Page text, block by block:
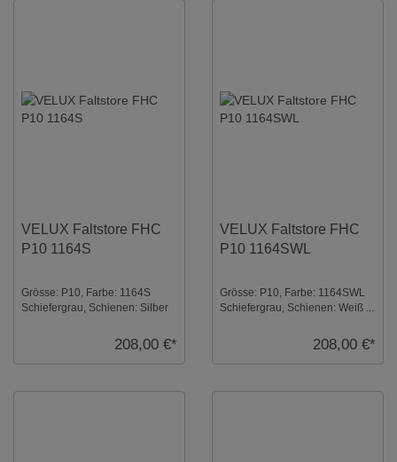
VELUX Faltstore FHC
P10 1164S
Grösse: P10, Farbe: 1164S
Schiefergrau, Schienen: Silber
208,00 €*
VELUX Faltstore FHC
P10 1164SWL
Grösse: P10, Farbe: 1164SWL
Schiefergrau, Schienen: Weiß ...
208,00 €*